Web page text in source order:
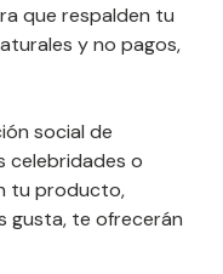
que respalden tu
y no pagos,
social de
celebridades o
tu producto,
gusta, te ofrecerán